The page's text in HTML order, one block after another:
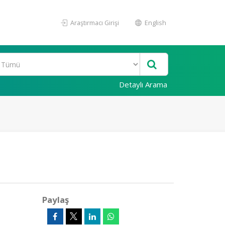
Araştırmacı Girişi English
Detaylı Arama
Paylaş